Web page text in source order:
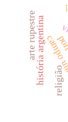
história argentina religião
arte rupestre